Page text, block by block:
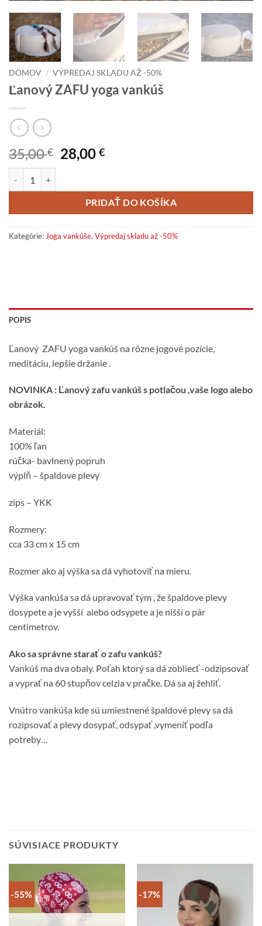
DOMOV / VÝPREDAJ SKLADU AŽ -50%
Ľanový ZAFU yoga vankúš
35,00€ Pôvodná
cena
35,00 €.
28,00€Aktuálna
28,00 €.
PRIDAŤ DO KOŠÍKA
Kategórie: Joga vankúše, Výpredaj skladu až -50%
POPIS
Ľanový ZAFU yoga vankúš na rôzne jogové pozície,
meditáciu, lepšie držanie .
NOVINKA : Ľanový zafu vankúš s potlačou ,vaše logo alebo
obrázok.
Materiál:
100% ľan
rúčka- bavlnený popruh
výplň – špaldove plevy
zips – YKK
Rozmery:
cca 33 cm x 15 cm
Rozmer ako aj výška sa dá vyhotoviť na mieru.
Výška vankúša sa dá upravovať tým , že špaldove plevy
dosypete a je vyšší alebo odsypete a je nišší o pár
centimetrov.
Ako sa správne starať o zafu vankúš?
Vankúš ma dva obaly. Poťah ktorý sa dá zobliecť -odzipsovať
a vyprať na 60 stupňov celzia v pračke. Dá sa aj žehliť.
Vnútro vankúša kde sú umiestnené špaldové plevy sa dá
rozipsovať a plevy dosypať, odsypať ,vymeniť podľa
potreby…
SÚVISIACE PRODUKTY
-55% -17%